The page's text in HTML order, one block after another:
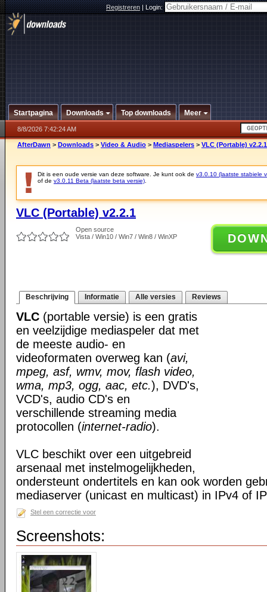
Registreren|Login:
Startpagina Downloads Top downloads Meer
8/8/2026 7:42:24 AM
AfterDawn > Downloads > Video & Audio > Mediaspelers > VLC (Portable) v2.2.1
Dit is een oude versie van deze software. Je kunt ook de v3.0.10 (laatste stabiele
of de v3.0.11 Beta (laatste beta versie)
VLC (Portable) v2.2.1
Open source
Vista / Win10 / Win7 / Win8 / WinXP
Beschrijving Informatie Alle versies Reviews
VLC (portable versie) is een gratis
en veelzijdige mediaspeler dat met
de meeste audio- en
videoformaten overweg kan (avi,
mpeg, asf, wmv, mov, flash video,
wma, mp3, ogg, aac, etc.), DVD's,
VCD's, audio CD's en
verschillende streaming media
protocollen (internet-radio).
VLC beschikt over een uitgebreid
arsenaal met instelmogelijkheden,
ondersteunt ondertitels en kan ook worden
mediaserver (unicast en multicast) in IPv4 of
Stel een correctie voor
Screenshots: